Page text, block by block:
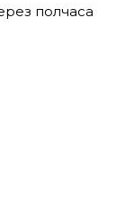
полчаса